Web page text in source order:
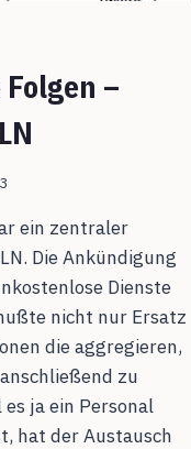
–
ein zentraler
Die Ankündigung
Dienste
nicht nur Ersatz
die aggregieren,
zu
ja ein Personal
hat der Austausch